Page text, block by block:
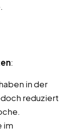
:
in der
reduziert
im